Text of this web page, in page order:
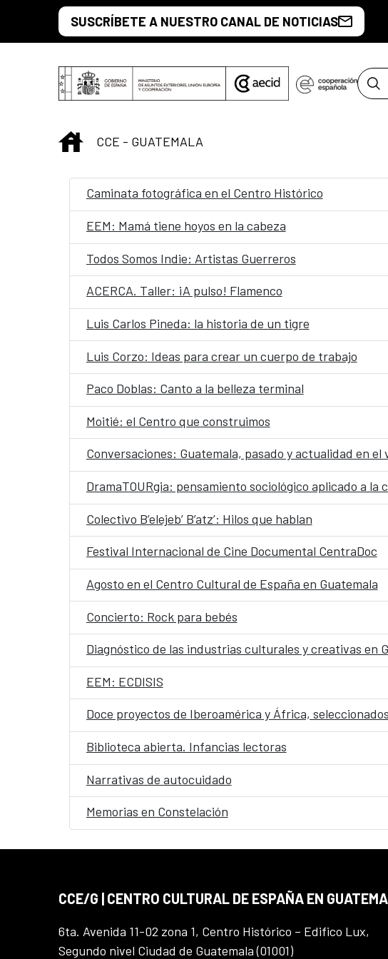
Saltar al contenido principal
SUSCRÍBETE A NUESTRO CANAL DE NOTICIAS
INICIO
CCE - GUATEMALA
Caminata fotográfica en el Centro Histórico
EEM: Mamá tiene hoyos en la cabeza
Todos Somos Indie: Artistas Guerreros
ACERCA. Taller: ¡A pulso! Flamenco
Luis Carlos Pineda: la historia de un tigre
Luis Corzo: Ideas para crear un cuerpo de trabajo
Paco Doblas: Canto a la belleza terminal
Moitié: el Centro que construimos
Conversaciones: Guatemala, pasado y actualidad en el
DramaTOURgia: pensamiento sociológico aplicado a la
Colectivo B’elejeb’ B’atz’: Hilos que hablan
Festival Internacional de Cine Documental CentraDoc
Agosto en el Centro Cultural de España en Guatemala
Concierto: Rock para bebés
Diagnóstico de las industrias culturales y creativas en
EEM: ECDISIS
Doce proyectos de Iberoamérica y África,
Biblioteca abierta. Infancias lectoras
Narrativas de autocuidado
Memorias en Constelación
CCE/G | CENTRO CULTURAL DE ESPAÑA EN
6ta. Avenida 11-02 zona 1, Centro Histórico – Edifico Lux,
Segundo nivel Ciudad de Guatemala (01001)